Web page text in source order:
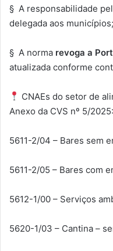
§ A responsabilidade
delegada aos municípios;
§ A norma revoga a
atualizada conforme
CNAEs do setor de
Anexo da CVS nº 5/2025:
5611-2/04 – Bares sem
5611-2/05 – Bares com
5612-1/00 – Serviços
5620-1/03 – Cantina –